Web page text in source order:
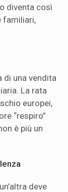
diventa così
familiari,
di una vendita
La rata
europei,
“respiro”
è più un
deve